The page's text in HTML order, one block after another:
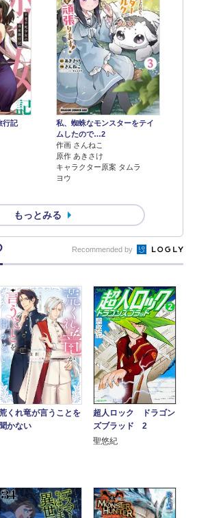
行記
私、蜘蛛なモンスターをテイ
ムしたので…2
作画 さんねこ
原作 あきさけ
キャラクター原案 タムラ
ヨウ
もっとみる
Recommended by
くれ竜が言うことを
聞かない
超人ロック ドラゴン
ズブラッド 2
聖悠紀